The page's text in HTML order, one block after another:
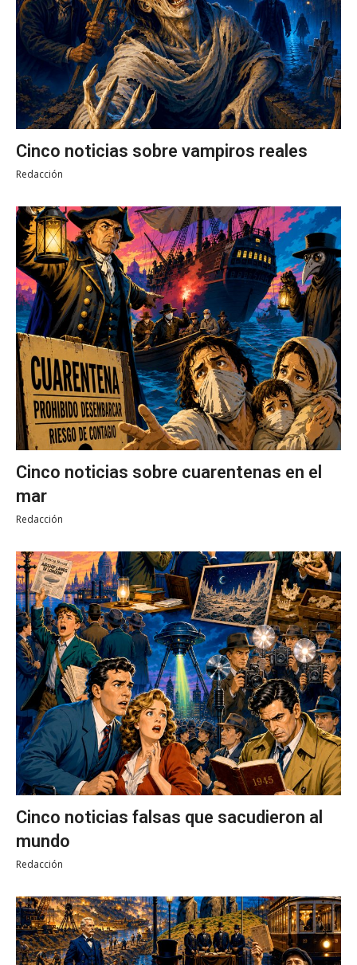
Cinco noticias sobre vampiros reales
Redacción
Cinco noticias sobre cuarentenas en el
mar
Redacción
Cinco noticias falsas que sacudieron al
mundo
Redacción